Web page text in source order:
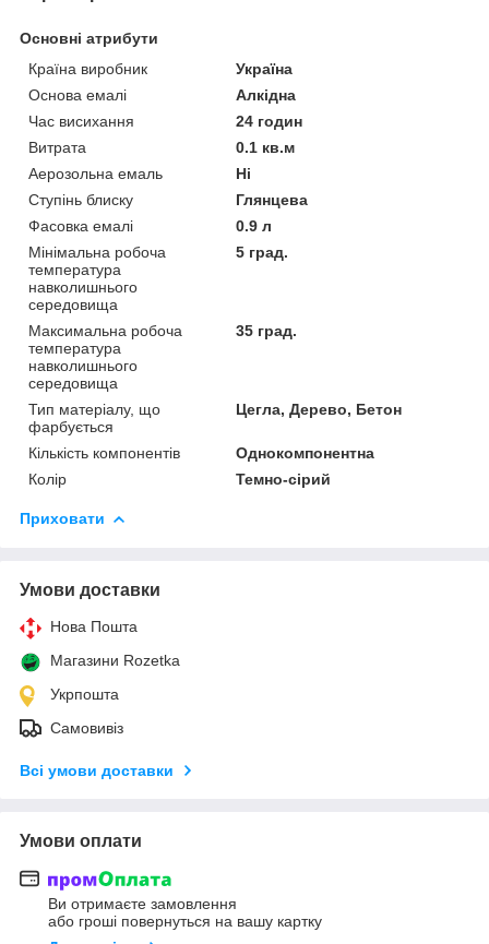
Основні атрибути
Країна виробник
Україна
Основа емалі
Алкідна
Час висихання
24 годин
Витрата
0.1 кв.м
Аерозольна емаль
Ні
Ступінь блиску
Глянцева
Фасовка емалі
0.9 л
Мінімальна робоча
температура
навколишнього
середовища
5 град.
Максимальна робоча
температура
навколишнього
середовища
35 град.
Тип матеріалу, що
фарбується
Цегла, Дерево, Бетон
Кількість компонентів
Однокомпонентна
Колір
Темно-сірий
Приховати
Умови доставки
Нова Пошта
Магазини Rozetka
Укрпошта
Самовивіз
Всі умови доставки
Умови оплати
Ви отримаєте замовлення
або гроші повернуться на вашу картку